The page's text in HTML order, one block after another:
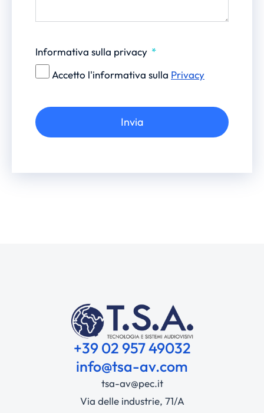
Informativa sulla privacy
Accetto l'informativa sulla Privacy
Invia
+39 02 957 49032
info@tsa-av.com
tsa-av@pec.it
Via delle industrie, 71/A